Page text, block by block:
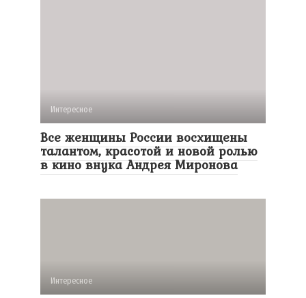
Интересное
Все женщины России восхищены
талантом, красотой и новой ролью
в кино внука Андрея Миронова
Интересное